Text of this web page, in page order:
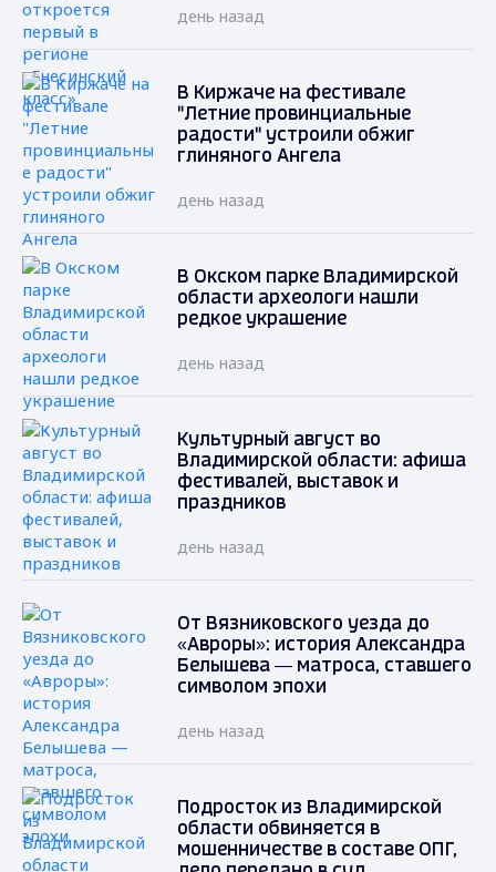
день назад
В Киржаче на фестивале
"Летние провинциальные
радости" устроили обжиг
глиняного Ангела
день назад
В Окском парке Владимирской
области археологи нашли
редкое украшение
день назад
Культурный август во
Владимирской области: афиша
фестивалей, выставок и
праздников
день назад
От Вязниковского уезда до
«Авроры»: история Александра
Белышева — матроса, ставшего
символом эпохи
день назад
Подросток из Владимирской
области обвиняется в
мошенничестве в составе ОПГ,